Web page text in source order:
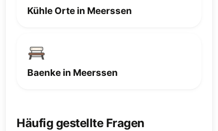
Kühle Orte in Meerssen
Baenke in Meerssen
Häufig gestellte Fragen